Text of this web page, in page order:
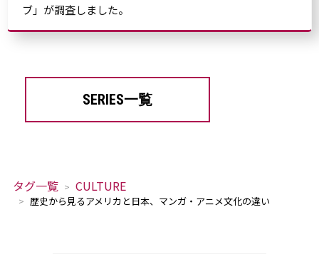
ブ」が調査しました。
SERIES一覧
タグ一覧 CULTURE
歴史から見るアメリカと日本、マンガ・アニメ文化の違い